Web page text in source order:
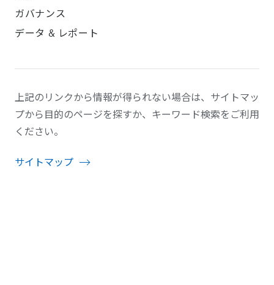
ガバナンス
データ & レポート
上記のリンクから情報が得られない場合は、サイトマッ
プから目的のページを探すか、キーワード検索をご利用
ください。
サイトマップ